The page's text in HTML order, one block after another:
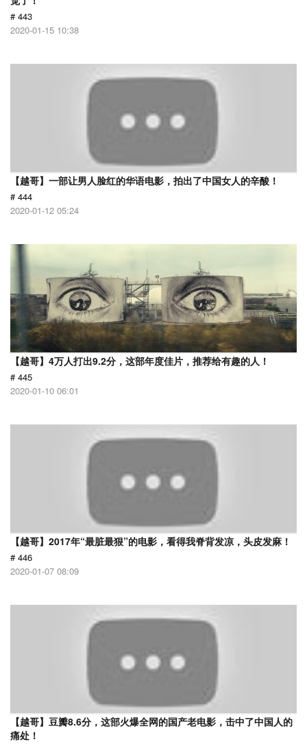
# 443
2020-01-15 10:38
【越哥】一部让男人脸红的华语电影，拍出了中国女人的辛酸！
# 444
2020-01-12 05:24
【越哥】4万人打出9.2分，这部年度佳片，推荐给有趣的人！
# 445
2020-01-10 06:01
【越哥】2017年“最脏最狠”的电影，看得我脊背发凉，头皮发麻！
# 446
2020-01-07 08:09
【越哥】豆瓣8.6分，这部火爆全网的国产老电影，击中了中国人的
痛处！